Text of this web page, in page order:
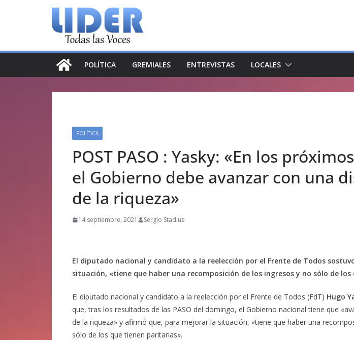
POLÍTICA GREMIALES ENTREVISTAS LOCALES
POLÍTICA
POST PASO : Yasky: «En los
el Gobierno debe avanzar con una
de la riqueza»
14 septiembre, 2021 Sergio Stadius
El diputado nacional y candidato a la reelección por el Frente de Todos
situación, «tiene que haber una recomposición de los ingresos y no sólo de
El diputado nacional y candidato a la reelección por el Frente de Todos (FdT) Hugo
que, tras los resultados de las PASO del domingo, el Gobierno nacional tiene que
de la riqueza» y afirmó que, para mejorar la situación, «tiene que haber una
sólo de los que tienen paritarias».